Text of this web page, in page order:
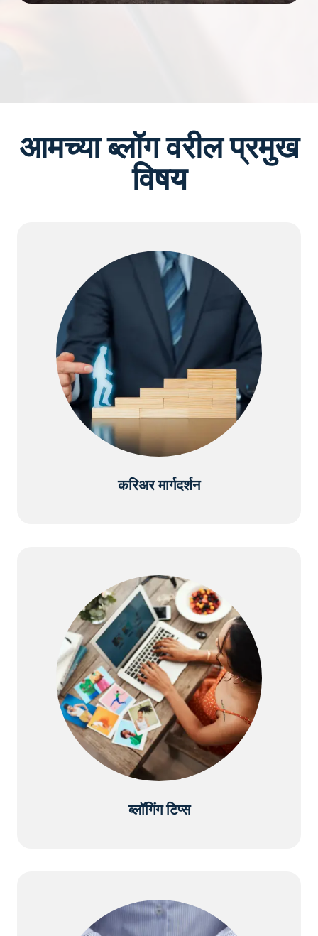
आमच्या ब्लॉग वरील प्रमुख
विषय
करिअर मार्गदर्शन
ब्लॉगिंग टिप्स